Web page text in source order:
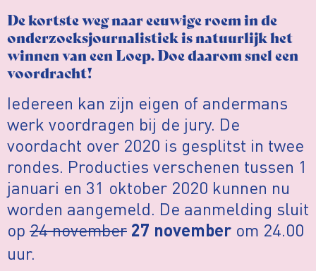
De kortste weg naar eeuwige roem in de
onderzoeksjournalistiek is natuurlijk het
winnen van een Loep. Doe daarom snel een
voordracht!
Iedereen kan zijn eigen of andermans
werk voordragen bij de jury. De
voordacht over 2020 is gesplitst in twee
rondes. Producties verschenen tussen 1
januari en 31 oktober 2020 kunnen nu
worden aangemeld. De aanmelding sluit
op 24 november 27 november om 24.00
uur.